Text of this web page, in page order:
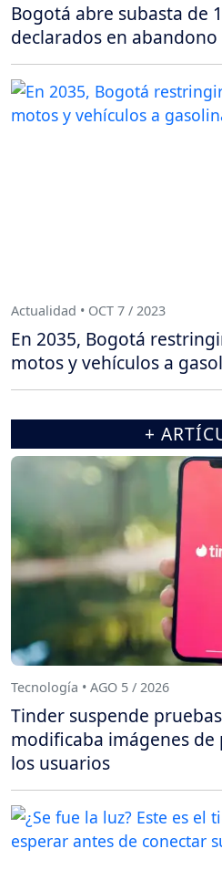
Bogotá abre subasta de
declarados en abandono
Actualidad • OCT 7 / 2023
En 2035, Bogotá
motos y vehículos a
+
Tecnología • AGO 5 / 2026
Tinder suspende
modificaba imágenes
los usuarios